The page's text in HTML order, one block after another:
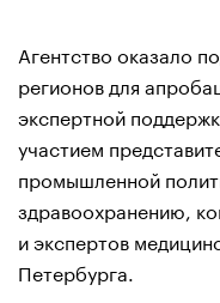
Агентство оказало
регионов для
экспертной
участием
промышленной
здравоохранению,
и экспертов
Петербурга.